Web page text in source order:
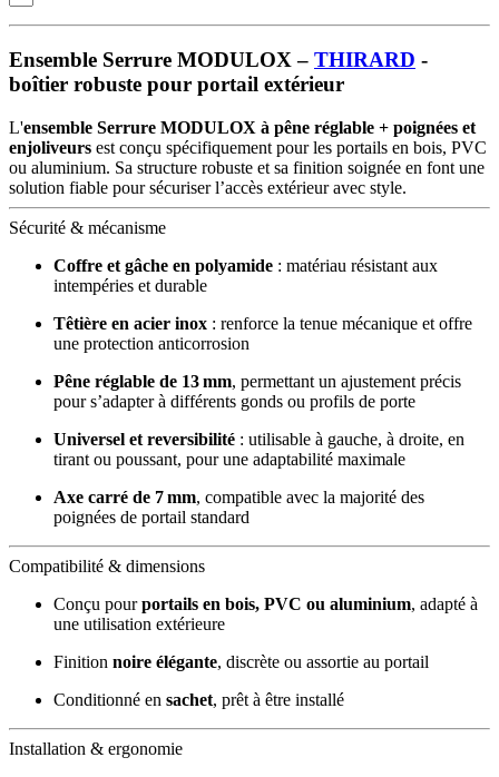
Ensemble Serrure MODULOX – THIRARD -
boîtier robuste pour portail extérieur
L'ensemble Serrure MODULOX à pêne réglable + poignées et
enjoliveurs est conçu spécifiquement pour les portails en bois, PVC
ou aluminium. Sa structure robuste et sa finition soignée en font une
solution fiable pour sécuriser l’accès extérieur avec style.
Sécurité & mécanisme
Coffre et gâche en polyamide : matériau résistant aux
intempéries et durable
Têtière en acier inox : renforce la tenue mécanique et offre
une protection anticorrosion
Pêne réglable de 13 mm, permettant un ajustement précis
pour s’adapter à différents gonds ou profils de porte
Universel et reversibilité : utilisable à gauche, à droite, en
tirant ou poussant, pour une adaptabilité maximale
Axe carré de 7 mm, compatible avec la majorité des
poignées de portail standard
Compatibilité & dimensions
Conçu pourportails en bois, PVC ou aluminium, adapté à
une utilisation extérieure
Finition noire élégante, discrète ou assortie au portail
Conditionné en sachet, prêt à être installé
Installation & ergonomie